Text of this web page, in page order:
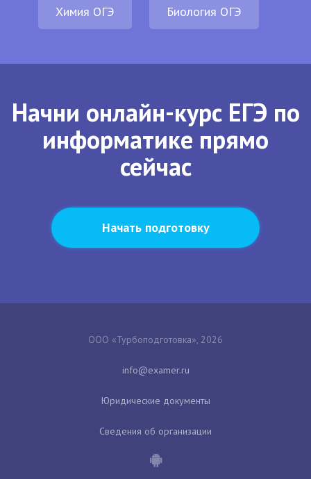
Химия ОГЭ Биология ОГЭ
Начни онлайн-курс ЕГЭ по
информатике прямо
сейчас
Начать подготовку
ООО «Турбоподготовка», 2026
Юридические документы
Сведения об организации